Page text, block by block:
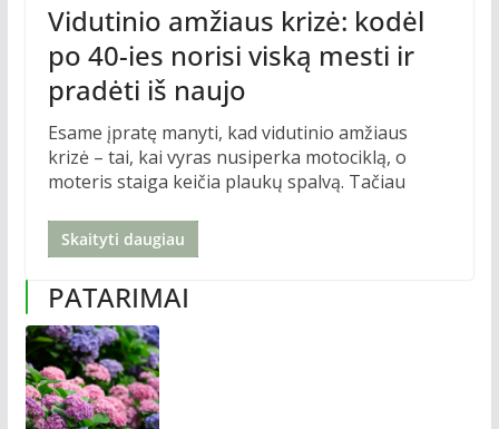
Vidutinio amžiaus krizė: kodėl
po 40-ies norisi viską mesti ir
pradėti iš naujo
Esame įpratę manyti, kad vidutinio amžiaus
krizė – tai, kai vyras nusiperka motociklą, o
moteris staiga keičia plaukų spalvą. Tačiau
Skaityti daugiau
PATARIMAI